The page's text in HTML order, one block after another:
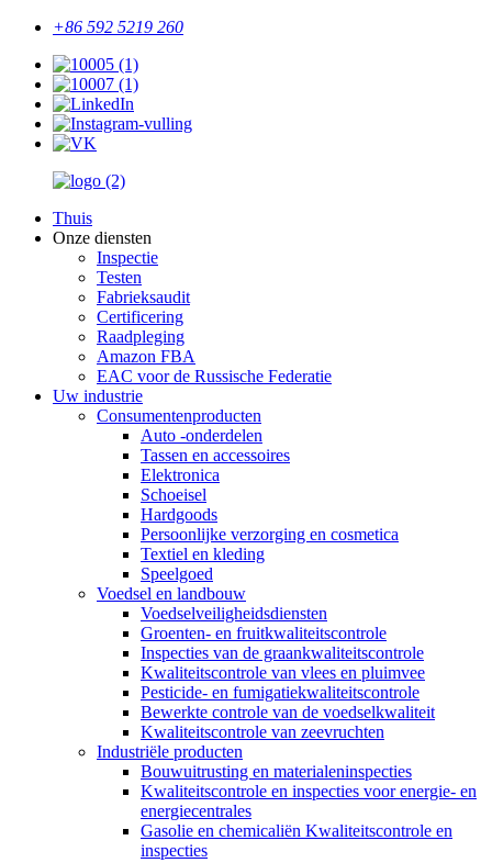
+86 592 5219 260
Thuis
Onze diensten
Inspectie
Testen
Fabrieksaudit
Certificering
Raadpleging
Amazon FBA
EAC voor de Russische Federatie
Uw industrie
Consumentenproducten
Auto -onderdelen
Tassen en accessoires
Elektronica
Schoeisel
Hardgoods
Persoonlijke verzorging en cosmetica
Textiel en kleding
Speelgoed
Voedsel en landbouw
Voedselveiligheidsdiensten
Groenten- en fruitkwaliteitscontrole
Inspecties van de graankwaliteitscontrole
Kwaliteitscontrole van vlees en pluimvee
Pesticide- en fumigatiekwaliteitscontrole
Bewerkte controle van de voedselkwaliteit
Kwaliteitscontrole van zeevruchten
Industriële producten
Bouwuitrusting en materialeninspecties
Kwaliteitscontrole en inspecties voor energie- en
energiecentrales
Gasolie en chemicaliën Kwaliteitscontrole en
inspecties